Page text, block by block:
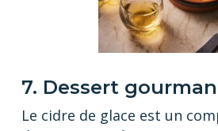
7. Dessert
Le cidre de glace est un